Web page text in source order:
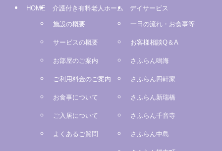
HOME 介護付き有料老人ホーム
施設の概要
サービスの概要
お部屋のご案内
ご利用料金のご案内
お食事について
ご入居について
よくあるご質問
デイサービス
一日の流れ・お食事等
お客様相談Q＆A
さふらん鳴海
さふらん四軒家
さふらん新瑞橋
さふらん千音寺
さふらん中島